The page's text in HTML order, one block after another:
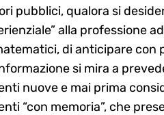
pubblici, qualora si
alla professione
di anticipare con
si mira a
nuove e mai prima
“con memoria”, che